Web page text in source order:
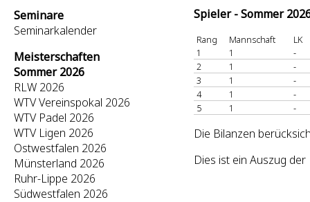
Seminare
Seminarkalender
Meisterschaften
Sommer 2026
RLW 2026
WTV Vereinspokal 2026
WTV Padel 2026
WTV Ligen 2026
Ostwestfalen 2026
Münsterland 2026
Ruhr-Lippe 2026
Südwestfalen 2026
Spieler - Sommer
Rang Mannschaft
LK
1
1
-
2
1
-
3
1
-
4
1
-
5
1 -
Die Bilanzen
Dies ist ein Auszug